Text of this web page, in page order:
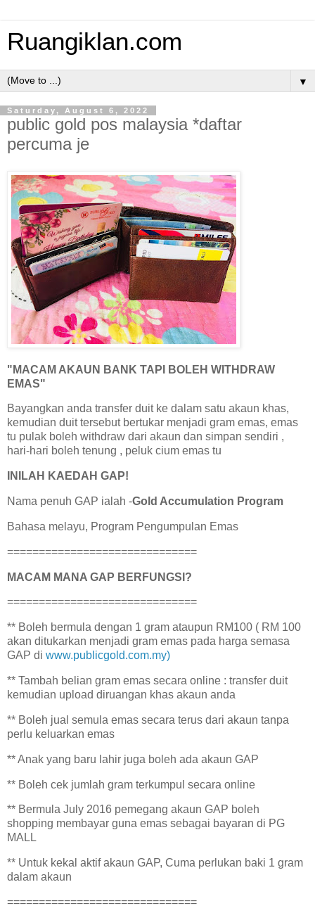
Ruangiklan.com
▼
Saturday, August 6, 2022
public gold pos malaysia *daftar
percuma je
"MACAM AKAUN BANK TAPI BOLEH WITHDRAW
EMAS"
Bayangkan anda transfer duit ke dalam satu akaun khas,
kemudian duit tersebut bertukar menjadi gram emas, emas
tu pulak boleh withdraw dari akaun dan simpan sendiri ,
hari-hari boleh tenung , peluk cium emas tu
INILAH KAEDAH GAP!
Nama penuh GAP ialah -Gold Accumulation Program
Bahasa melayu, Program Pengumpulan Emas
==============================
MACAM MANA GAP BERFUNGSI?
==============================
** Boleh bermula dengan 1 gram ataupun RM100 ( RM 100
akan ditukarkan menjadi gram emas pada harga semasa
GAP di www.publicgold.com.my)
** Tambah belian gram emas secara online : transfer duit
kemudian upload diruangan khas akaun anda
** Boleh jual semula emas secara terus dari akaun tanpa
perlu keluarkan emas
** Anak yang baru lahir juga boleh ada akaun GAP
** Boleh cek jumlah gram terkumpul secara online
** Bermula July 2016 pemegang akaun GAP boleh
shopping membayar guna emas sebagai bayaran di PG
MALL
** Untuk kekal aktif akaun GAP, Cuma perlukan baki 1 gram
dalam akaun
==============================